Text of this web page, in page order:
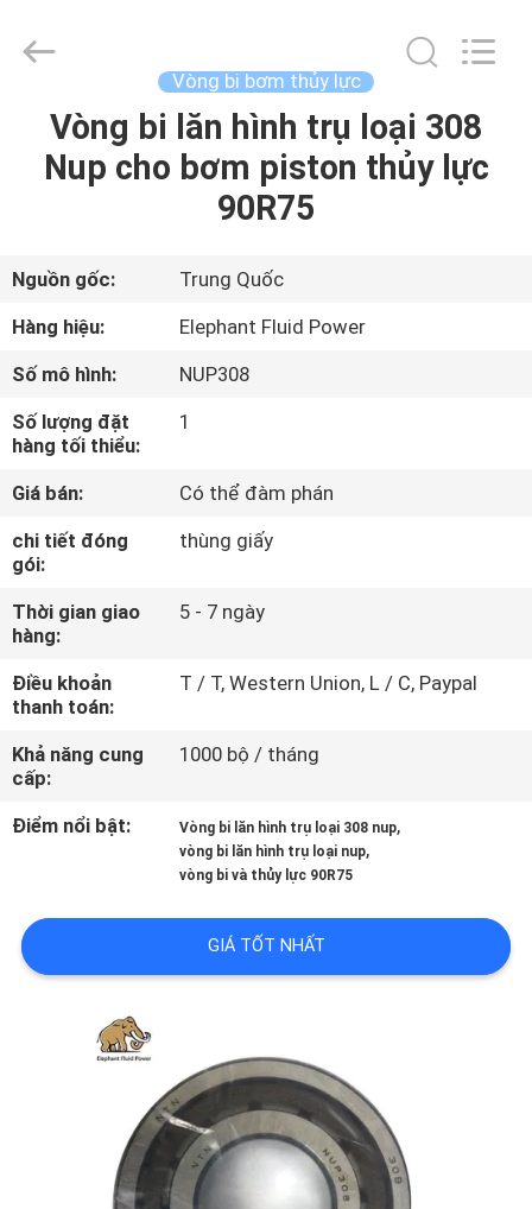
TRANG
CHỦ
SẢN
PHẨM
CHÚNG
TÔI
THAM
QUAN
NHÀ
MÁY
KIỂM
SOÁT
CHẤT
LIÊN
HỆ
CHÚNG
Elephant
Vòng bi bơm thủy lực
Vòng bi lăn hình trụ loại 308
Nup cho bơm piston thủy lực
90R75
Nguồn gốc:
Trung Quốc
Hàng hiệu:
Elephant Fluid Power
Số mô hình:
NUP308
Số lượng đặt
hàng tối thiểu:
1
Giá bán:
Có thể đàm phán
chi tiết đóng
gói:
thùng giấy
Thời gian giao
hàng:
5 - 7 ngày
Điều khoản
thanh toán:
T / T, Western Union, L / C, Paypal
Khả năng cung
cấp:
1000 bộ / tháng
Điểm nổi bật: Vòng bi lăn hình trụ loại 308 nup,
vòng bi lăn hình trụ loại nup,
vòng bi và thủy lực 90R75
GIÁ TỐT NHẤT